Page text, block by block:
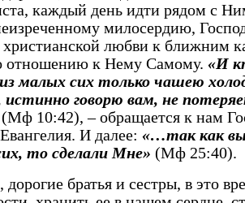
каждый день идти рядом с
милосердию,
любви к ближним
отношению к Нему Самому. «И
малых сих только чашею
истинно говорю вам, не
(Мф 10:42), – обращается к нам
И далее: «…так как вы
то сделали Мне» (Мф 25:40).
братья и сестры, в это